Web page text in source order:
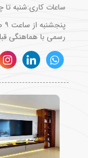
ساعات کاری:شنبه تا چهارشنبه
رسمی با هماهنگی